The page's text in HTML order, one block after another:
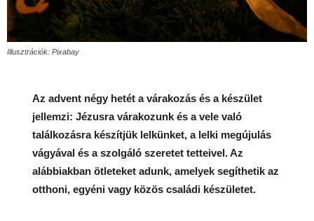
Illusztrációk: Pixabay
Az advent négy hetét a várakozás és a készület
jellemzi: Jézusra várakozunk és a vele való
találkozásra készítjük lelkünket, a lelki megújulás
vágyával és a szolgáló szeretet tetteivel. Az
alábbiakban ötleteket adunk, amelyek segíthetik az
otthoni, egyéni vagy közös családi készületet.